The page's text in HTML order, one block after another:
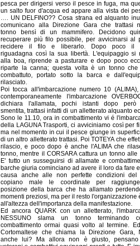
pesca per dirigersi verso il pesce in fuga, ma
un salto fuor d'acqua ed appare alla vista dei
…. UN DELFINO?? Cosa strana ed alquanto
comunicano alla Direzione Gara che trattasi
tonno bensì di un mammifero. Decidono
recuperare più filo possibile, per avvicinarsi al
recidere il filo e liberarlo. Dopo poco il
riguadagna così la sua libertà. L'equipaggio si
alla boa, riprende a pasturare e dopo poco
riparte la canna; questa volta è un tonno che
combattuto, portato sotto la barca e
rilasciato.
Poi tocca all'imbarcazione numero 10
contemporaneamente l'imbarcazione
dichiara l'allamata, pochi istanti dopo però
smentita, trattasi infatti di un alletterato alquanto
Sono le 11.10, ora in combattimento vi é
della LAGUNA Trasporti, ci avviciniamo così per
ma nel momento in cui il pesce giunge in
di un altro alletterato trattasi. Poi TOTEYA che
rilascio, e poco dopo è anche l'ALIMA che
tonno, mentre il CORSARA cattura un tonno alle
E' tutto un susseguirsi di allamate e
barche giuria cominciano ad avere il loro da fare
causa anche alle non perfette condizioni del
copiano male le coordinate per
posizione della barca che ha allamato
momenti preziosi, ma per il resto l'organizzazione
all'altezza dell'importanza della manifestazione.
Ed ancora QUARK con un alletterato,
NESSUNO slama un tonno terminando
combattimento ormai quasi volto al termine.
Cortomaltese che chiama la Direzione Gara,
anche lui? Ma allora non è giusto,